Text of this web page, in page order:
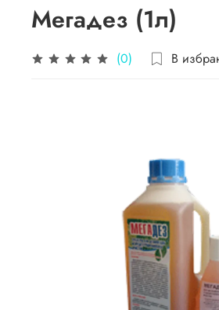
Мегадез (1л)
(0) В